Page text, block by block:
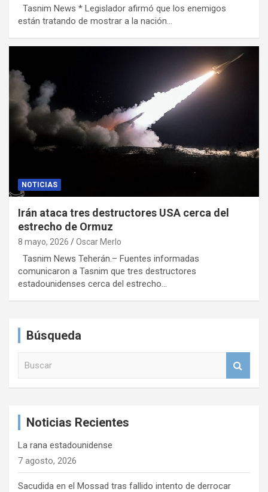
Tasnim News * Legislador afirmó que los enemigos
están tratando de mostrar a la nación…
NOTICIAS
Irán ataca tres destructores USA cerca del
estrecho de Ormuz
8 mayo, 2026 Oscar Merlo
Tasnim News Teherán.– Fuentes informadas
comunicaron a Tasnim que tres destructores
estadounidenses cerca del estrecho…
Búsqueda
Noticias Recientes
La rana estadounidense
7 agosto, 2026
Sacudida en el Mossad tras fallido intento de derrocar